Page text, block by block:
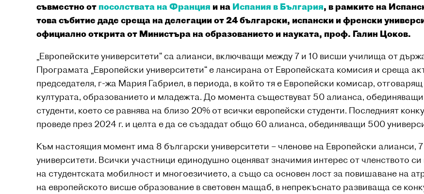
съвместно от посолствата на Франция и на Испания в България, в рамките на
това събитие даде среща на делегации от 24 български, испански и френски
официално открита от Министъра на образованието и науката, проф. Галин Цоков.
„Европейските университети“ са алианси, включващи между 7 и 10 висши училища от
Програмата „Европейски университети“ е лансирана от Европейската комисия и среща
председателя, г-жа Мария Габриел, в периода, в който тя е Европейски комисар,
културата, образованието и младежта. До момента съществуват 50 алианса,
студенти, което се равнява на близо 20% от всички европейски студенти. Последният
проведе през 2024 г. и целта е да се създадат общо 60 алианса, обединяващи 500
Към настоящия момент има 8 български университети – членове на Европейски алианси,
университети. Всички участници единодушно оценяват значимия интерес от членството
на студентската мобилност и многоезичието, а също са основен лост за повишаване на
на европейското висше образование в световен мащаб, в непрекъснато развиваща се